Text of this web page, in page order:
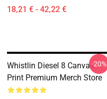
18,21 € - 42,22 €
Whistlin Diesel 8 Canvas
Print Premium Merch Store
-20%